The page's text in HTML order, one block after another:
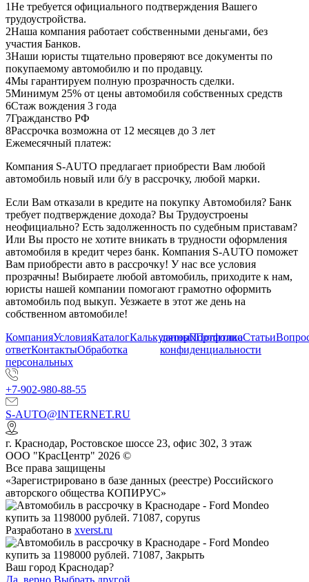
1Не требуется официального подтверждения Вашего
трудоустройства.
2Наша компания работает собственными деньгами, без
участия Банков.
3Наши юристы тщательно проверяют все документы по
покупаемому автомобилю и по продавцу.
4Мы гарантируем полную прозрачность сделки.
5Минимум 25% от цены автомобиля собственных средств
6Стаж вождения 3 года
7Гражданство РФ
8Рассрочка возможна от 12 месяцев до 3 лет
Ежемесячный платеж:
Компания S-AUTO предлагает приобрести Вам любой
автомобиль новый или б/у в рассрочку, любой марки.
Если Вам отказали в кредите на покупку Автомобиля? Банк
требует подтверждение дохода? Вы Трудоустроены
неофициально? Есть задолженность по судебным приставам?
Или Вы просто не хотите вникать в трудности оформления
автомобиля в кредит через банк. Компания S-AUTO поможет
Вам приобрести авто в рассрочку! У нас все условия
прозрачны! Выбираете любой автомобиль, приходите к нам,
юристы нашей компании помогают грамотно оформить
автомобиль под выкуп. Уезжаете в этот же день на
собственном автомобиле!
КомпанияУсловияКаталогКалькуляторПортфолиоСтатьи
ответКонтактыОбработка
персональных
данныхПолитика
конфиденциальности
+7-902-980-88-55
S-AUTO@INTERNET.RU
г. Краснодар, Ростовское шоссе 23, офис 302, 3 этаж
ООО "КрасЦентр" 2026 ©
Все права защищены
«Зарегистрировано в базе данных (реестре) Российского
авторского общества КОПИРУС»
Разработано в xverst.ru
Ваш город Краснодар?